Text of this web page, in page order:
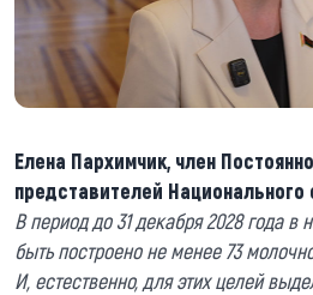
Елена Пархимчик, член
представителей
В период до 31 декабря 2028 года
быть построено не менее 73
И, естественно, для этих целей